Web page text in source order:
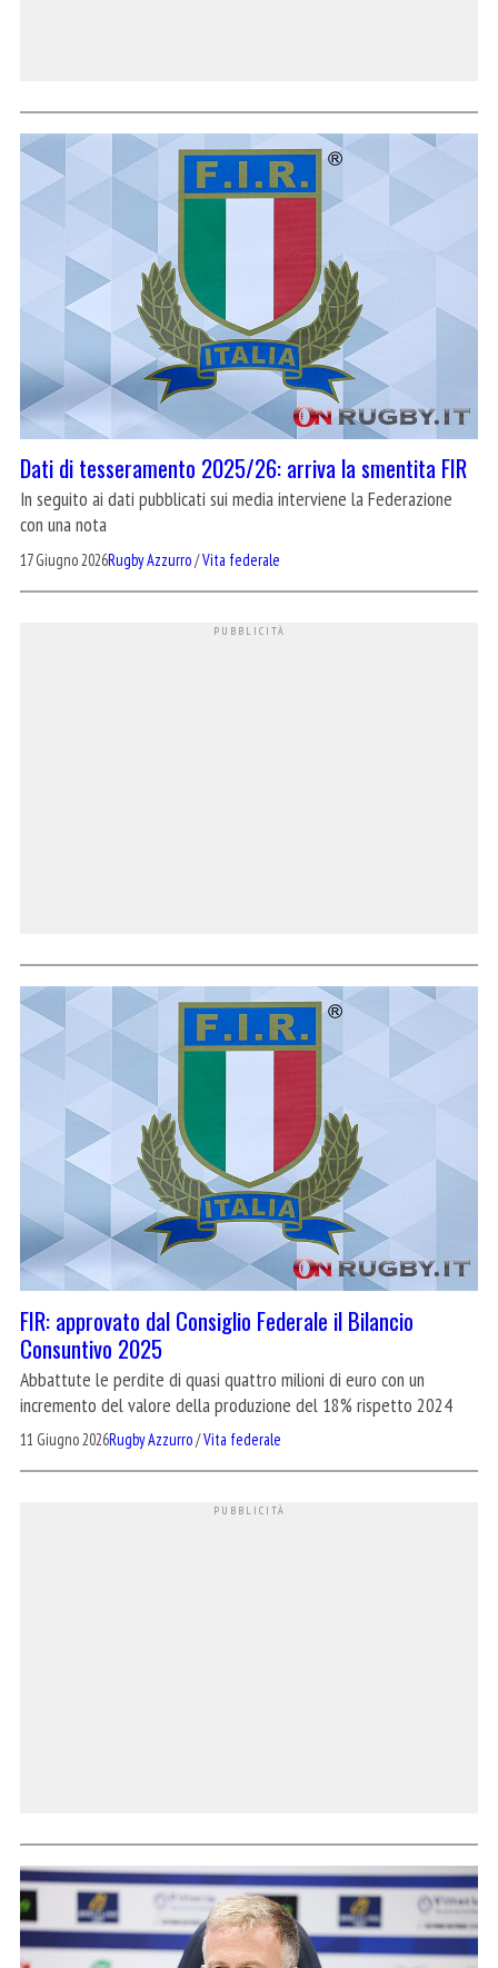
Dati di tesseramento 2025/26: arriva la smentita FIR
In seguito ai dati pubblicati sui media interviene la Federazione
con una nota
17 Giugno 2026Rugby Azzurro/Vita federale
FIR: approvato dal Consiglio Federale il Bilancio
Consuntivo 2025
Abbattute le perdite di quasi quattro milioni di euro con un
incremento del valore della produzione del 18% rispetto 2024
11 Giugno 2026Rugby Azzurro/Vita federale